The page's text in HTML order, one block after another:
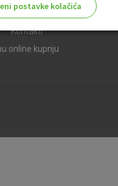
Kontakti
online kupnju
postavke kolačića